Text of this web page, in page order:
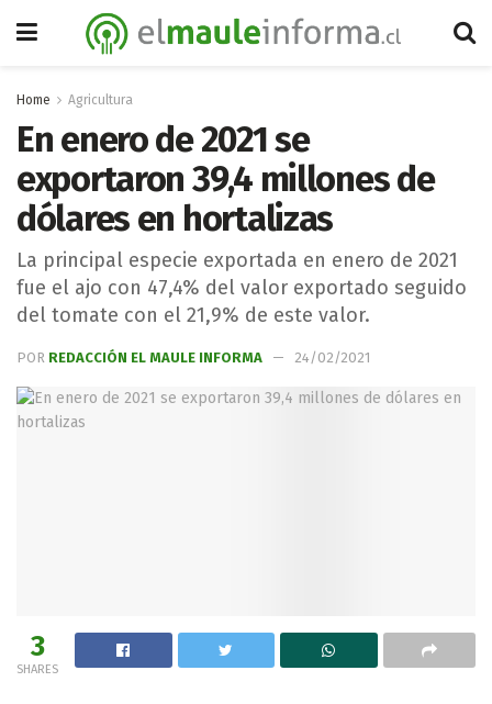
Home Agricultura
En enero de 2021 se
exportaron 39,4 millones de
dólares en hortalizas
La principal especie exportada en enero de 2021
fue el ajo con 47,4% del valor exportado seguido
del tomate con el 21,9% de este valor.
POR REDACCIÓN EL MAULE INFORMA 24/02/2021
3
SHARES